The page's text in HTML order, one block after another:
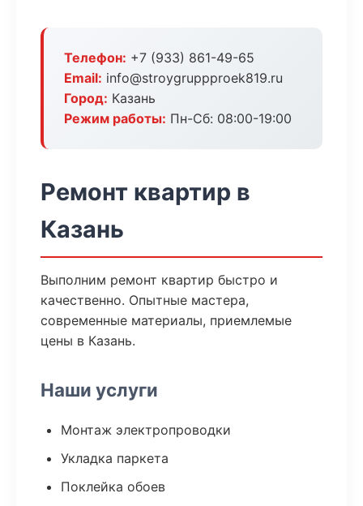
Телефон: +7 (933) 861-49-65
Email: info@stroygruppproek819.ru
Город: Казань
Режим работы: Пн-Сб: 08:00-19:00
Ремонт квартир в
Казань
Выполним ремонт квартир быстро и
качественно. Опытные мастера,
современные материалы, приемлемые
цены в Казань.
Наши услуги
Монтаж электропроводки
Укладка паркета
Поклейка обоев